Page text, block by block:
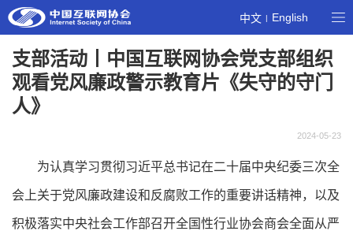
中文 | English
支部活动丨中国互联网协会党支部组织
观看党风廉政警示教育片《失守的守门
人》
2024-05-23
为认真学习贯彻习近平总书记在二十届中央纪委三次全
会上关于党风廉政建设和反腐败工作的重要讲话精神，以及
积极落实中央社会工作部召开全国性行业协会商会全面从严